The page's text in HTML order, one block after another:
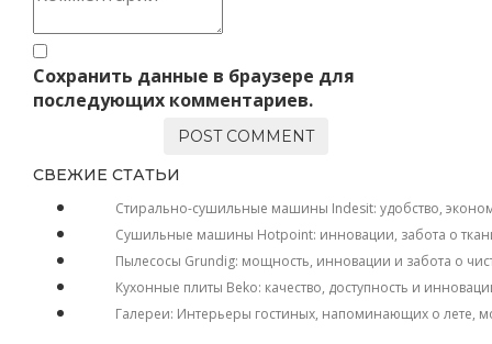
Сохранить данные в браузере для
последующих комментариев.
СВЕЖИЕ СТАТЬИ
Стирально-сушильные машины Indesit: удобство,
Сушильные машины Hotpoint: инновации, забота о
Пылесосы Grundig: мощность, инновации и забота о
Кухонные плиты Beko: качество, доступность и
Галереи: Интерьеры гостиных, напоминающих о лете,